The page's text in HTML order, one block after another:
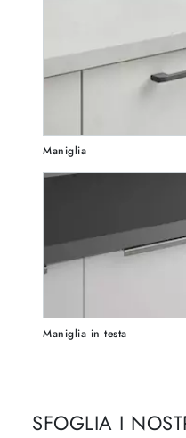
Maniglia
Maniglia in testa
SFOGLIA I